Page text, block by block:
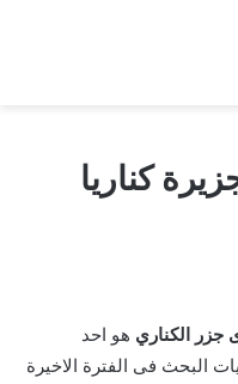
جزيرة كناريا
هو احد
البحث فى الفترة الاخيرة